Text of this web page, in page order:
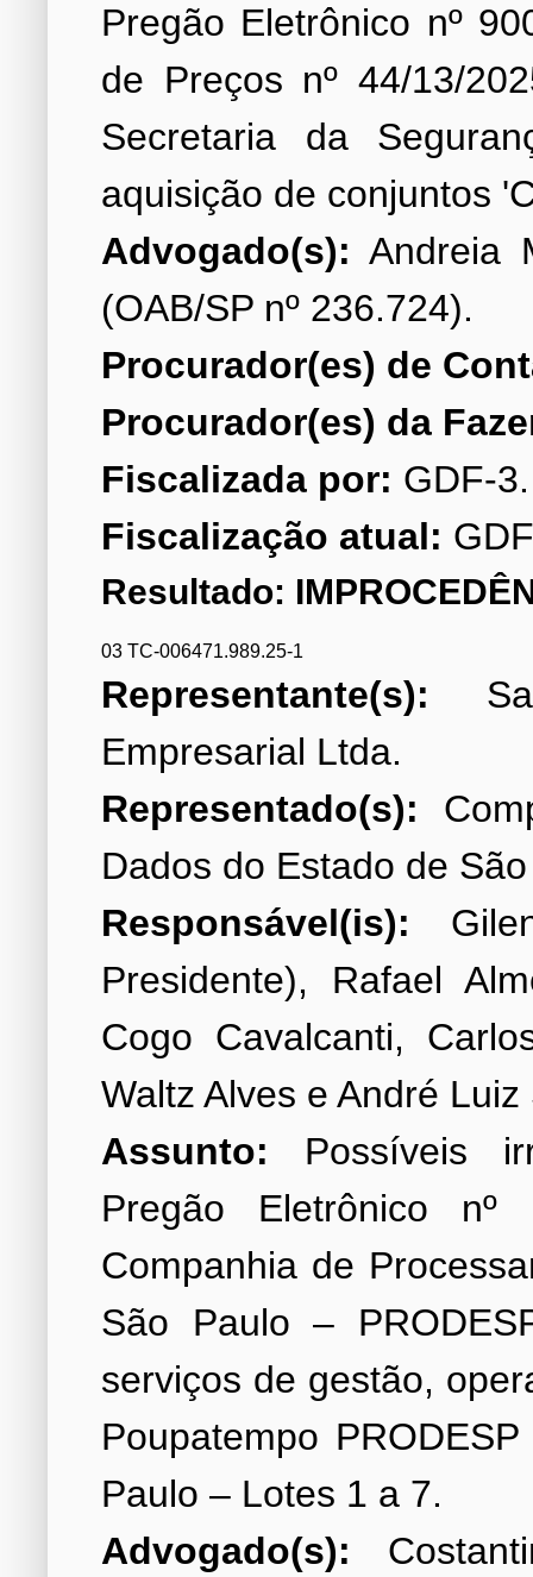
Pregão Eletrônico nº
de Preços nº 44/13/
Secretaria da
Advogado(s): Andreia
Procurador(es) de
Procurador(es) da
Fiscalizada por:
Fiscalização atual:
Resultado:
03 TC-006471.989.25-1
Representante(s):
Representado(s):
Responsável(is):
Presidente), Rafael
Cogo Cavalcanti,
Assunto: Possíveis
Pregão Eletrônico nº
Companhia de
São Paulo –
serviços de gestão,
Poupatempo
Advogado(s):